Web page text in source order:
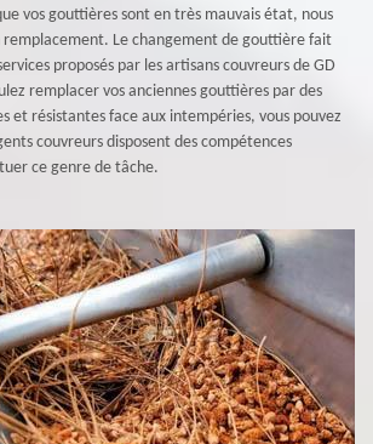
vos gouttières sont en très mauvais état, nous
remplacement. Le changement de gouttière fait
proposés par les artisans couvreurs de GD
remplacer vos anciennes gouttières par des
et résistantes face aux intempéries, vous pouvez
couvreurs disposent des compétences
ce genre de tâche.